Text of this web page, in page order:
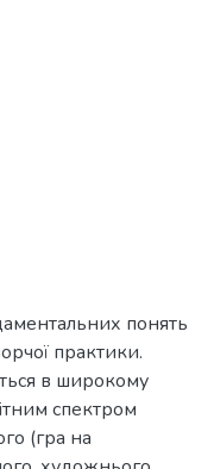
понять
практики.
в широкому
спектром
(гра на